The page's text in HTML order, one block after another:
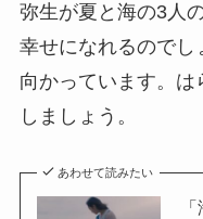
弥生が夏と海の3人
幸せになれるのでし
向かっています。
しましょう。
あわせて読みたい